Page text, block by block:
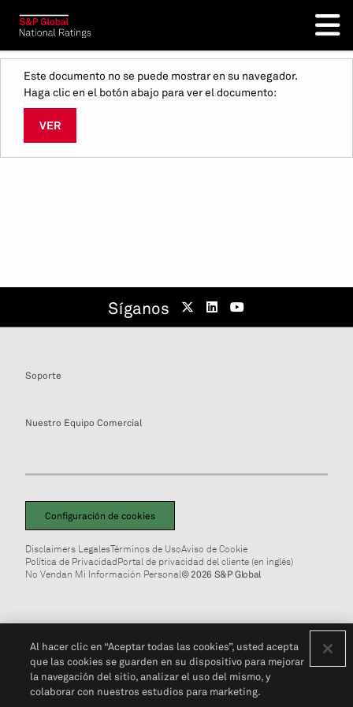
Este documento no se puede mostrar en su navegador.
Haga clic en el botón abajo para ver el documento:
VER
Síganos
Soporte
Nuestro Equipo Comercial
Configuración de cookies
Disclaimers LegalesTérminos de UsoAviso de Cookie
Política de PrivacidadPortal de privacidad del cliente (en inglés)
No Vendan Mi Información Personal© 2026 S&P Global
Al hacer clic en “Aceptar todas las cookies”, usted acepta
que las cookies se guarden en su dispositivo para mejorar
la navegación del sitio, analizar el uso del mismo, y
colaborar con nuestros estudios para marketing.